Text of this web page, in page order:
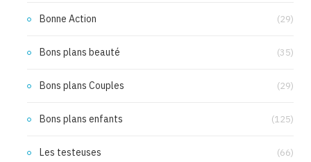
Bonne Action (29)
Bons plans beauté (35)
Bons plans Couples (29)
Bons plans enfants (125)
Les testeuses (66)